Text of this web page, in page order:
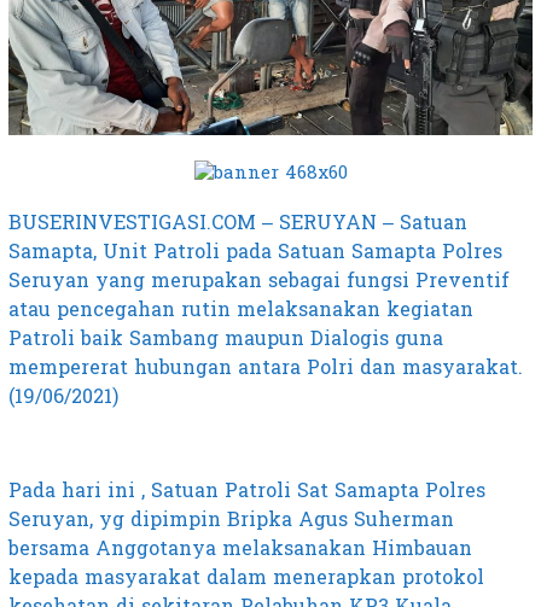
BUSERINVESTIGASI.COM – SERUYAN – Satuan
Samapta, Unit Patroli pada Satuan Samapta Polres
Seruyan yang merupakan sebagai fungsi Preventif
atau pencegahan rutin melaksanakan kegiatan
Patroli baik Sambang maupun Dialogis guna
mempererat hubungan antara Polri dan masyarakat.
(19/06/2021)
Pada hari ini , Satuan Patroli Sat Samapta Polres
Seruyan, yg dipimpin Bripka Agus Suherman
bersama Anggotanya melaksanakan Himbauan
kepada masyarakat dalam menerapkan protokol